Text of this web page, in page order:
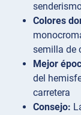
Colores
semilla de
Mejor
del
carretera
Consejo: